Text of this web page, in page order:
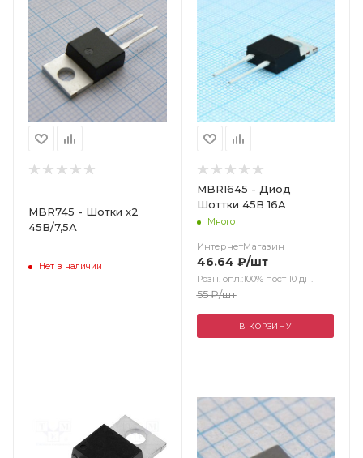
MBR745 - Шотки х2
45В/7,5А
Нет в наличии
MBR1645 - Диод
Шоттки 45В 16A
Много
ИнтернетМагазин
46.64 ₽/шт
Розн. опл.:100% пост 10 дн.
55₽/шт
В КОРЗИНУ